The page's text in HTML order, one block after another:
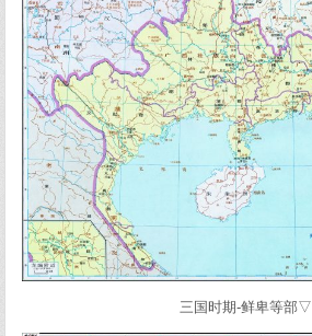
三国时期-鲜卑等部▽